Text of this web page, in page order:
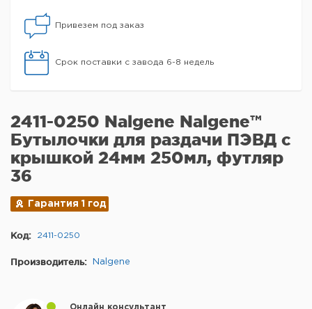
Привезем под заказ
Срок поставки с завода 6-8 недель
2411-0250 Nalgene Nalgene™
Бутылочки для раздачи ПЭВД с
крышкой 24мм 250мл, футляр
36
Гарантия 1 год
Код: 2411-0250
Производитель: Nalgene
Онлайн консультант